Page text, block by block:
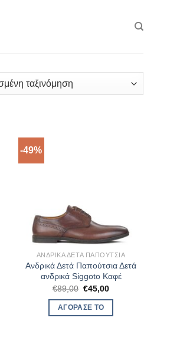
-49%
ΑΝΔΡΙΚΆ ΔΕΤΆ ΠΑΠΟΎΤΣΙΑ
Ανδρικά Δετά Παπούτσια Δετά
ανδρικά Siggoto Καφέ
€89,00 Original
was:
€89,00.
€45,00Η
ΑΓΌΡΑΣΈ ΤΟ